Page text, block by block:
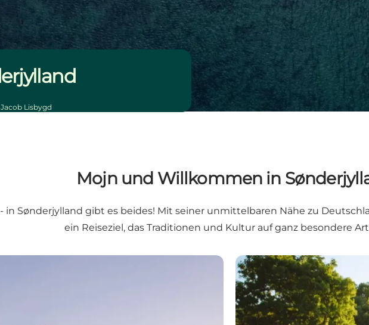
Jacob Lisbygd
Mojn und Willkommen in
in Sønderjylland gibt es beides! Mit seiner unmittelbaren Nähe zu
ein Reiseziel, das Traditionen und Kultur auf ganz besondere
Erlebnisse in Sønderjylland